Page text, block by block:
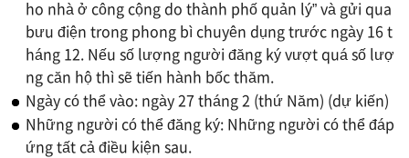
ho nhà ở công cộng do thành phố quản lý” và gửi qua
bưu điện trong phong bì chuyên dụng trước ngày 16 t
háng 12. Nếu số lượng người đăng ký vượt quá số lượ
ng căn hộ thì sẽ tiến hành bốc thăm.
Ngày có thể vào: ngày 27 tháng 2 (thứ Năm) (dự kiến)
Những người có thể đăng ký: Những người có thể đáp
ứng tất cả điều kiện sau.